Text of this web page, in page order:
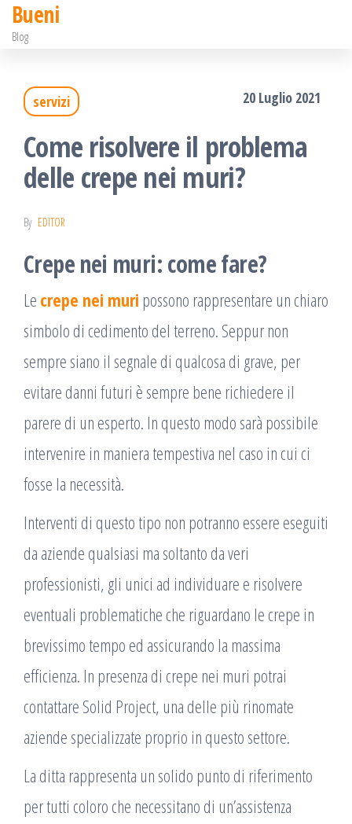
Salta
contenuto
Bueni
Blog
servizi 20 Luglio 2021
Come risolvere il problema
delle crepe nei muri?
By EDITOR
Crepe nei muri: come fare?
Le crepe nei muri possono rappresentare un chiaro
simbolo di cedimento del terreno. Seppur non
sempre siano il segnale di qualcosa di grave, per
evitare danni futuri è sempre bene richiedere il
parere di un esperto. In questo modo sarà possibile
intervenire in maniera tempestiva nel caso in cui ci
fosse la necessità.
Interventi di questo tipo non potranno essere eseguiti
da aziende qualsiasi ma soltanto da veri
professionisti, gli unici ad individuare e risolvere
eventuali problematiche che riguardano le crepe in
brevissimo tempo ed assicurando la massima
efficienza. In presenza di crepe nei muri potrai
contattare Solid Project, una delle più rinomate
aziende specializzate proprio in questo settore.
La ditta rappresenta un solido punto di riferimento
per tutti coloro che necessitano di un’assistenza